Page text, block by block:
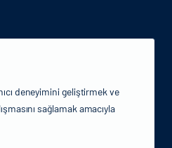
deneyimini geliştirmek ve
sağlamak amacıyla